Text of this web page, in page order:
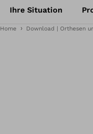
Ihre Situation
Home Download | Orthesen